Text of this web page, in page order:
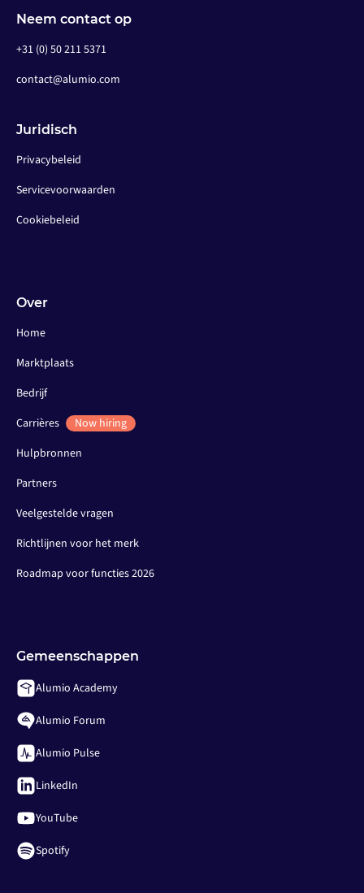
Neem contact op
+31 (0) 50 211 5371
contact@alumio.com
Juridisch
Privacybeleid
Servicevoorwaarden
Cookiebeleid
Over
Home
Marktplaats
Bedrijf
Carrières
Now hiring
Hulpbronnen
Partners
Veelgestelde vragen
Richtlijnen voor het merk
Roadmap voor functies 2026
Gemeenschappen
Alumio Academy
Alumio Forum
Alumio Pulse
LinkedIn
YouTube
Spotify